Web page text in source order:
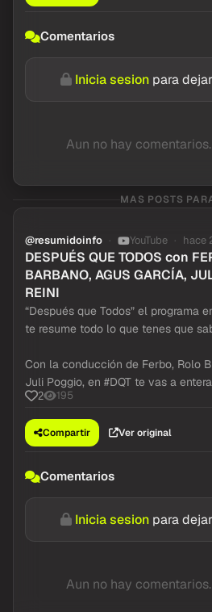
Comentarios
Inicia sesion para
Aun no hay
MAS POSTS
@resumidoinfo YouTube hace
DESPUÉS QUE TODOS con
BARBANO, AGUS GARCÍA,
REINI
“Después que Todos” el programa
te resume todo lo que tenes que
Con la conducción de Ferbo, Rolo
Juli Poggio, en #DQT te vas a
2 195
Compartir Ver original
Comentarios
Inicia sesion para
Aun no hay